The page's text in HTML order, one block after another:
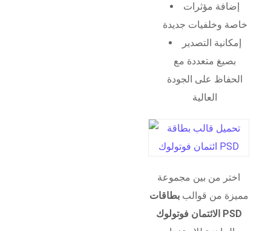
إضافة مؤثرات
خاصة وخلفيات جديدة
إمكانية التصدير
بصيغ متعددة مع
الحفاظ على الجودة
العالية
اختر من بين مجموعة
مميزة من قوالببطاقات
الائتمان فوتولوك PSD